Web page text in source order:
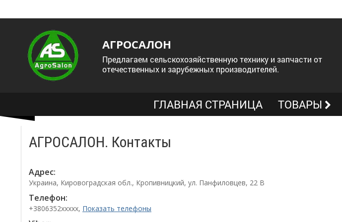
АГРОСАЛОН
Предлагаем сельскохозяйственную технику и запчасти от
отечественных и зарубежных производителей.
ГЛАВНАЯ СТРАНИЦА ТОВАРЫ
АГРОСАЛОН. Контакты
Адрес:
Украина, Кировоградская обл., Кропивницкий, ул. Панфиловцев, 22 В
Телефон:
+3806352xxxxx, Показать телефоны